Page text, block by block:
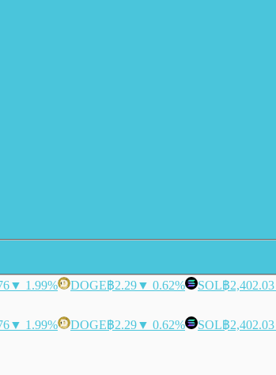
▼ 1.99% DOGE฿2.29▼ 0.62% SOL฿2,402.03
▼ 1.99% DOGE฿2.29▼ 0.62% SOL฿2,402.03